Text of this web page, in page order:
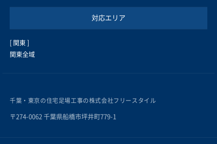
対応エリア
[ 関東 ]
関東全域
千葉・東京の住宅足場工事の株式会社フリースタイル
〒274-0062 千葉県船橋市坪井町779-1